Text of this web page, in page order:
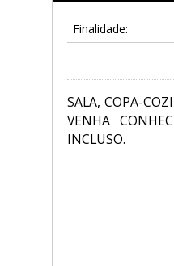
Finalidade:
SALA, COPA-
VENHA
INCLUSO.